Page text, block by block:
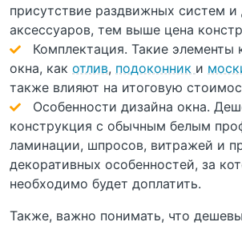
присутствие раздвижных систем и
аксессуаров, тем выше цена
Комплектация. Такие элементы
окна, как отлив, подоконник и
также влияют на итоговую
Особенности дизайна окна.
конструкция с обычным белым
ламинации, шпросов, витражей и
декоративных особенностей, за
необходимо будет доплатить.
Также, важно понимать, что